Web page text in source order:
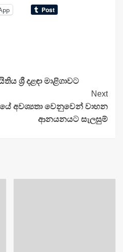
ශ්‍රී දළඳා මාළිගාවට
Next
අවශ්‍යතා වෙනුවෙන් වාහන
ආනයනයට සැලසුම්